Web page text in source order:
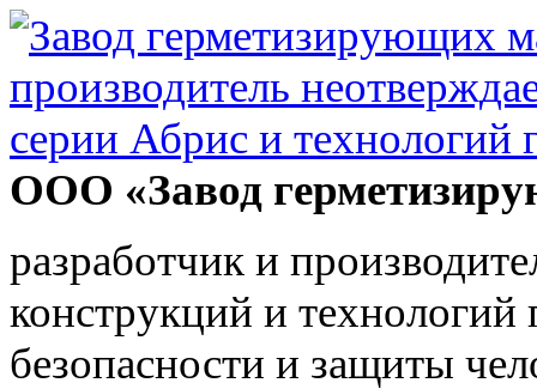
ООО «Завод
разработчик и
конструкций и
безопасности и защиты